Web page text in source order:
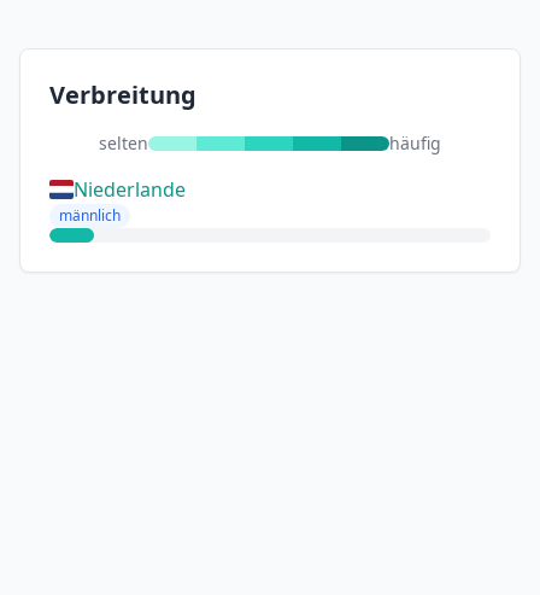
Verbreitung
selten häufig
Niederlande
männlich